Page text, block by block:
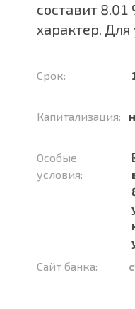
составит
характер.
Срок:
Капитализация:
Особые
условия:
Сайт банка: